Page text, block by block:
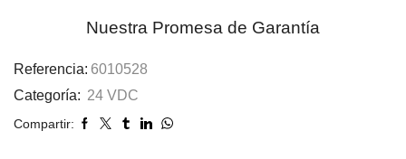
Nuestra Promesa de Garantía
Referencia: 6010528
Categoría: 24 VDC
Compartir: